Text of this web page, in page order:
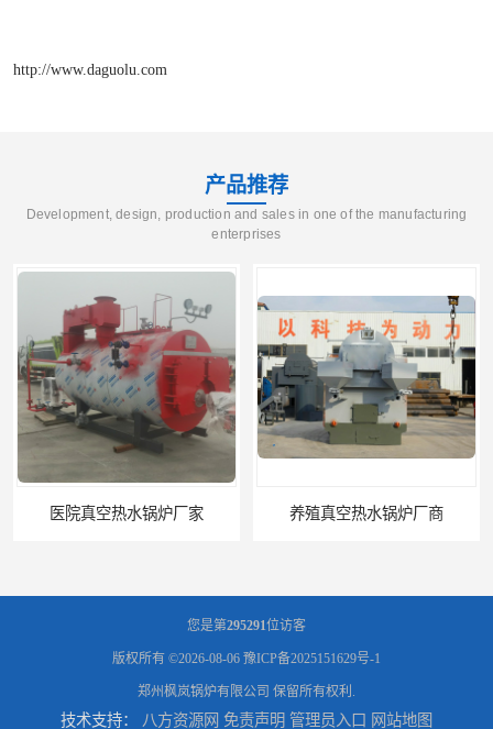
http://www.daguolu.com
产品推荐
Development, design, production and sales in one of the manufacturing
enterprises
医院真空热水锅炉厂家 养殖真空热水锅炉厂商
您是第295291位访客
版权所有 ©2026-08-06 豫ICP备2025151629号-1
郑州枫岚锅炉有限公司 保留所有权利.
技术支持： 八方资源网 免责声明 管理员入口 网站地图